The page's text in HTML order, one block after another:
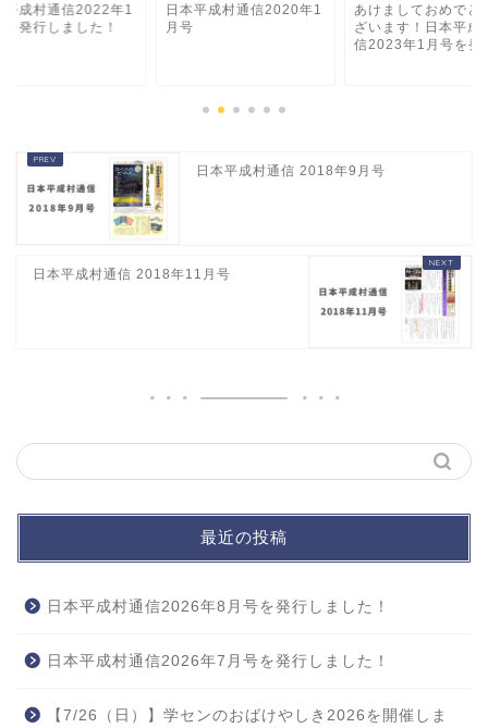
平成村通信2022年1
を発行しました！
日本平成村通信2020年1
月号
あけましておめでと
ざいます！日本平成
信2023年1月号を発
日本平成村通信 2018年9月号
日本平成村通信 2018年11月号
最近の投稿
日本平成村通信2026年8月号を発行しました！
日本平成村通信2026年7月号を発行しました！
【7/26（日）】学センのおばけやしき2026を開催しま